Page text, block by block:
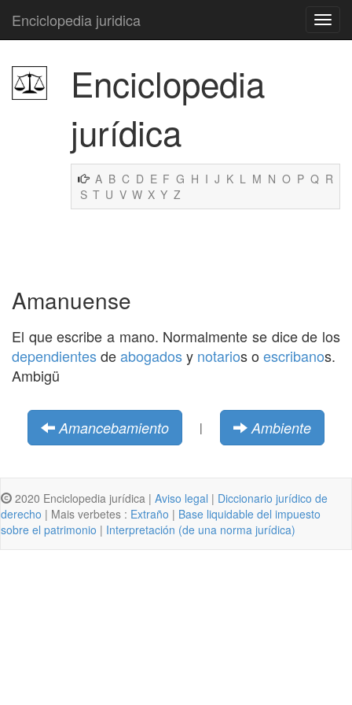
Enciclopedia juridica
Enciclopedia
jurídica
A B C D E F G H I J K L M N O P Q R
S T U V W X Y Z
Amanuense
El que escribe a mano. Normalmente se dice de los
dependientesdeabogadosy notarios o escribanos.
Ambigü
Amancebamiento | Ambiente
2020 Enciclopedia jurídica | Aviso legal | Diccionario jurídico de
derecho | Mais verbetes : Extraño | Base liquidable del impuesto
sobre el patrimonio | Interpretación (de una norma jurídica)